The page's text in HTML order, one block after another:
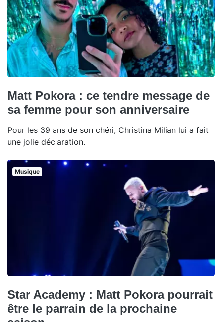
Matt Pokora : ce tendre message de
sa femme pour son anniversaire
Pour les 39 ans de son chéri, Christina Milian lui a fait
une jolie déclaration.
Musique
Star Academy : Matt Pokora pourrait
être le parrain de la prochaine